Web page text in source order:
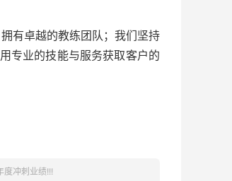
有卓越的教练团队；我们坚持
专业的技能与服务获取客户的
度冲刺业绩!!!